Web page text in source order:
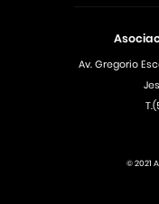
Av. Gregorio
© 2021